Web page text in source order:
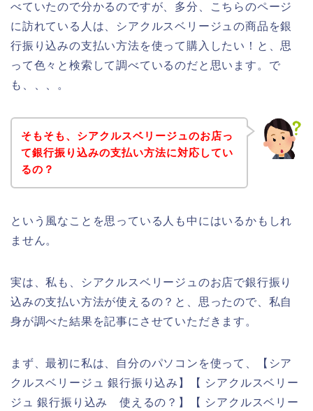
べていたので分かるのですが、多分、こちらのページ
に訪れている人は、シアクルスベリージュの商品を銀
行振り込みの支払い方法を使って購入したい！と、思
って色々と検索して調べているのだと思います。で
も、、、。
そもそも、シアクルスベリージュのお店っ
て銀行振り込みの支払い方法に対応してい
るの？
という風なことを思っている人も中にはいるかもしれ
ません。
実は、私も、シアクルスベリージュのお店で銀行振り
込みの支払い方法が使えるの？と、思ったので、私自
身が調べた結果を記事にさせていただきます。
まず、最初に私は、自分のパソコンを使って、【シア
クルスベリージュ 銀行振り込み】【 シアクルスベリー
ジュ 銀行振り込み 使えるの？】【 シアクルスベリー